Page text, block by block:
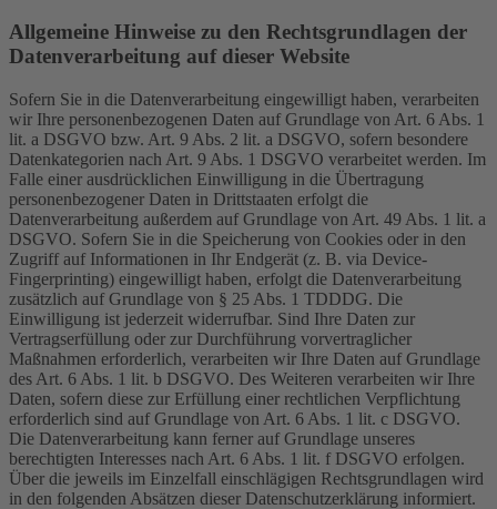
Allgemeine Hinweise zu den Rechtsgrundlagen der
Datenverarbeitung auf dieser Website
Sofern Sie in die Datenverarbeitung eingewilligt haben, verarbeiten
wir Ihre personenbezogenen Daten auf Grundlage von Art. 6 Abs. 1
lit. a DSGVO bzw. Art. 9 Abs. 2 lit. a DSGVO, sofern besondere
Datenkategorien nach Art. 9 Abs. 1 DSGVO verarbeitet werden. Im
Falle einer ausdrücklichen Einwilligung in die Übertragung
personenbezogener Daten in Drittstaaten erfolgt die
Datenverarbeitung außerdem auf Grundlage von Art. 49 Abs. 1 lit. a
DSGVO. Sofern Sie in die Speicherung von Cookies oder in den
Zugriff auf Informationen in Ihr Endgerät (z. B. via Device-
Fingerprinting) eingewilligt haben, erfolgt die Datenverarbeitung
zusätzlich auf Grundlage von § 25 Abs. 1 TDDDG. Die
Einwilligung ist jederzeit widerrufbar. Sind Ihre Daten zur
Vertragserfüllung oder zur Durchführung vorvertraglicher
Maßnahmen erforderlich, verarbeiten wir Ihre Daten auf Grundlage
des Art. 6 Abs. 1 lit. b DSGVO. Des Weiteren verarbeiten wir Ihre
Daten, sofern diese zur Erfüllung einer rechtlichen Verpflichtung
erforderlich sind auf Grundlage von Art. 6 Abs. 1 lit. c DSGVO.
Die Datenverarbeitung kann ferner auf Grundlage unseres
berechtigten Interesses nach Art. 6 Abs. 1 lit. f DSGVO erfolgen.
Über die jeweils im Einzelfall einschlägigen Rechtsgrundlagen wird
in den folgenden Absätzen dieser Datenschutzerklärung informiert.